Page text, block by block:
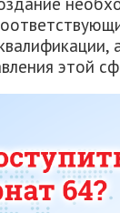
этой